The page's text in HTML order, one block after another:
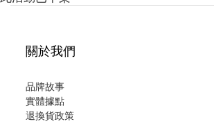
關於我們
品牌故事
實體據點
退換貨政策